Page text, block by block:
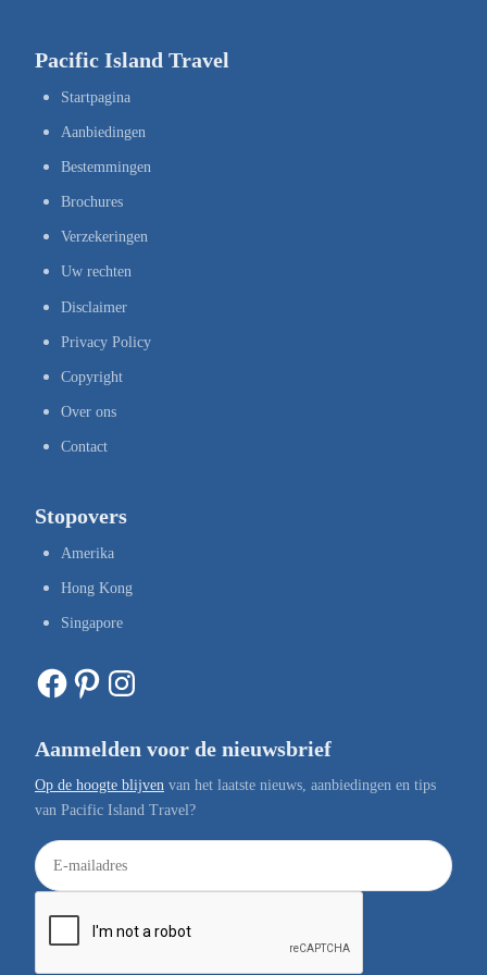
Pacific Island Travel
Startpagina
Aanbiedingen
Bestemmingen
Brochures
Verzekeringen
Uw rechten
Disclaimer
Privacy Policy
Copyright
Over ons
Contact
Stopovers
Amerika
Hong Kong
Singapore
Facebook Pinterest Instagram
Aanmelden voor de nieuwsbrief
Op de hoogte blijven van het laatste nieuws, aanbiedingen en tips
van Pacific Island Travel?
E
-